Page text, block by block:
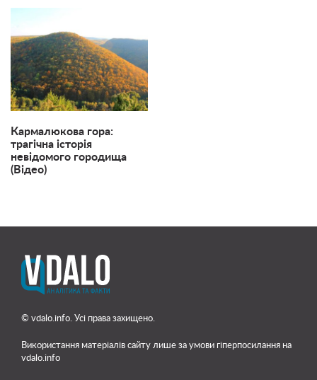
Кармалюкова гора:
трагічна історія
невідомого городища
(Відео)
© vdalo.info. Усі права захищено.
Використання матеріалів сайту лише за умови гіперпосилання на
vdalo.info